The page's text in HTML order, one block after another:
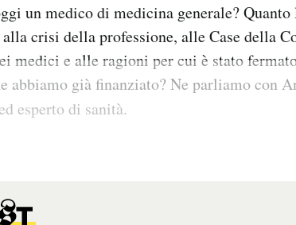
un medico di medicina generale? Quanto
crisi della professione, alle Case della
medici e alle ragioni per cui è stato
abbiamo già finanziato? Ne parliamo con
esperto di sanità.